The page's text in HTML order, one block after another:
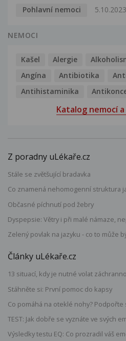
Pohlavní nemoci
5.10.2023
NEMOCI
Kašel Alergie
Angína
Antibiotika
Antihistaminika
Katalog nemocí
Z poradny uLékaře.cz
Stále se zvětšující bradavka
Co znamená nehomogenní struktura
Občasné píchnutí pod žebry
Dyspepsie: Větry i při malé námaze,
Zelený povlak na jazyku - co to může
Články uLékaře.cz
13 situací, kdy je nutné volat
Stáhněte si: První pomoc do kapsy
Co pomáhá na oteklé nohy?
TEST: Jak dobře se vyznáte ve svých
Výsledky testu EQ: Co prozradil váš